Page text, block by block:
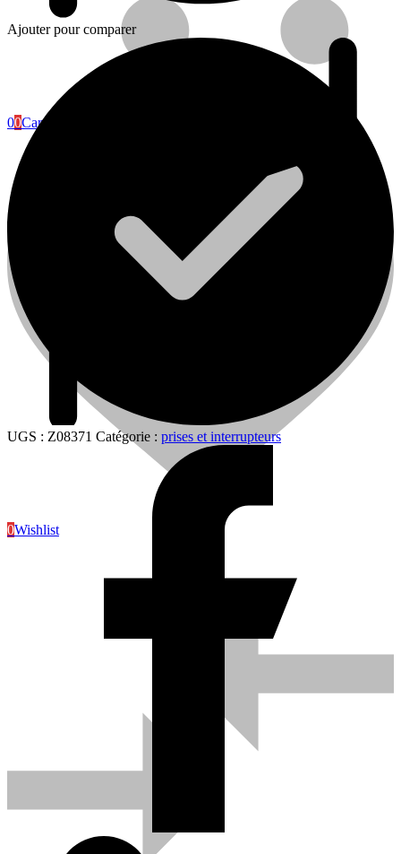
Plomberie
Cuisine
00Cart
0Wishlist
Ajouter pour comparer
UGS : Z08371 Catégorie : prises et interrupteurs